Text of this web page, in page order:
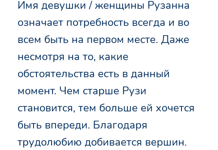
Имя девушки / женщины Рузанна
означает потребность всегда и во
всем быть на первом месте. Даже
несмотря на то, какие
обстоятельства есть в данный
момент. Чем старше Рузи
становится, тем больше ей хочется
быть впереди. Благодаря
трудолюбию добивается вершин.